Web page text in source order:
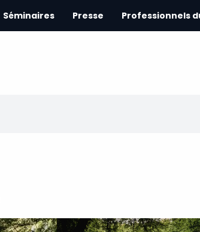
Séminaires Presse Professionnels